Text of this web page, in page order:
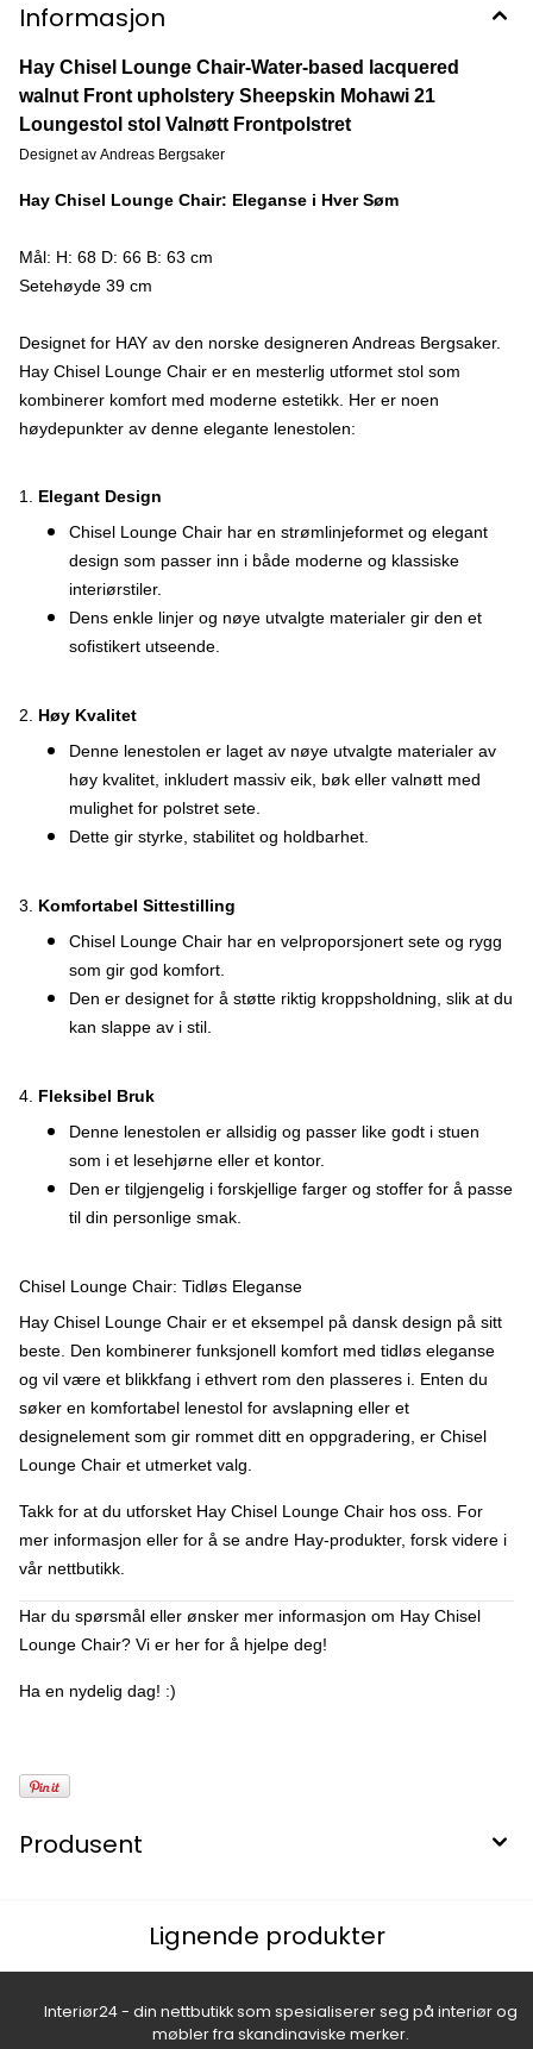
Informasjon
Hay Chisel Lounge Chair-Water-based lacquered
walnut Front upholstery Sheepskin Mohawi 21
Loungestol stol Valnøtt Frontpolstret
Designet av Andreas Bergsaker
Hay Chisel Lounge Chair: Eleganse i Hver Søm
Mål: H: 68 D: 66 B: 63 cm
Setehøyde 39 cm
Hay Chisel Lounge Chair er en mesterlig utformet stol som
kombinerer komfort med moderne estetikk. Her er noen
høydepunkter av denne elegante lenestolen:
1. Elegant Design
Chisel Lounge Chair har en strømlinjeformet og elegant
design som passer inn i både moderne og klassiske
interiørstiler.
Dens enkle linjer og nøye utvalgte materialer gir den et
sofistikert utseende.
2. Høy Kvalitet
Denne lenestolen er laget av nøye utvalgte materialer av
høy kvalitet, inkludert massiv eik, bøk eller valnøtt med
mulighet for polstret sete.
Dette gir styrke, stabilitet og holdbarhet.
3. Komfortabel Sittestilling
Chisel Lounge Chair har en velproporsjonert sete og rygg
som gir god komfort.
Den er designet for å støtte riktig kroppsholdning, slik at du
kan slappe av i stil.
4. Fleksibel Bruk
Denne lenestolen er allsidig og passer like godt i stuen
som i et lesehjørne eller et kontor.
Den er tilgjengelig i forskjellige farger og stoffer for å passe
til din personlige smak.
Chisel Lounge Chair: Tidløs Eleganse
Hay Chisel Lounge Chair er et eksempel på dansk design på sitt
beste. Den kombinerer funksjonell komfort med tidløs eleganse
og vil være et blikkfang i ethvert rom den plasseres i. Enten du
søker en komfortabel lenestol for avslapning eller et
designelement som gir rommet ditt en oppgradering, er Chisel
Lounge Chair et utmerket valg.
Takk for at du utforsket Hay Chisel Lounge Chair hos oss. For
mer informasjon eller for å se andre Hay-produkter, forsk videre i
vår nettbutikk.
Har du spørsmål eller ønsker mer informasjon om Hay Chisel
Lounge Chair? Vi er her for å hjelpe deg!
Ha en nydelig dag! :)
Produsent
Lignende produkter
Interiør24 - din nettbutikk som spesialiserer seg på interiør og
møbler fra skandinaviske merker.